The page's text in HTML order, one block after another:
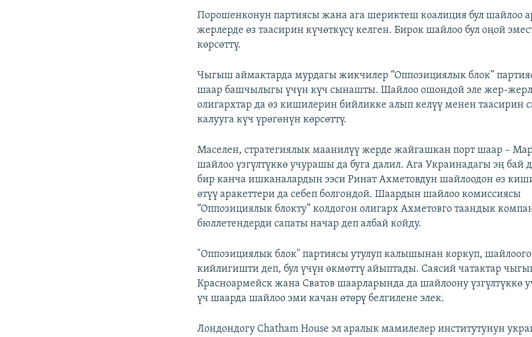
Порошенконун партиясы жана ага шериктеш коалиция бул шайлоо
жерлерде өз таасирин күчөткүсү келген. Бирок шайлоо бул оңой
көрсөттү.
Чыгыш аймактарда мурдагы жикчилер “Оппозициялык блок”
шаар башчылыгы үчүн күч сынашты. Шайлоо ошондой эле жер-
олигархтар да өз кишилерин бийликке алып келүү менен таасирин
калууга күч үрөгөнүн көрсөттү.
Маселен, стратегиялык маанилүү жерде жайгашкан порт шаар –
шайлоо үзгүлтүккө учурашы да буга далил. Ага Украинадагы эң бай
бир канча ишканалардын ээси Ринат Ахметовдун шайлоодон өз
өтүү аракеттери да себеп болгондой. Шаардын шайлоо комиссиясы
“Оппозициялык блокту” колдогон олигарх Ахметовго таандык
бюллетендерди сапаты начар деп албай койду.
"Оппозициялык блок" партиясы утулуп калышынан коркуп, шайлоого
кийлигишти деп, бул үчүн өкмөттү айыптады. Саясий чатактар
Красноармейск жана Сватов шаарларында да шайлоону үзгүлтүккө
үч шаарда шайлоо эми качан өтөрү белгилене элек.
Лондондогу Chatham House эл аралык мамилелер институтунун